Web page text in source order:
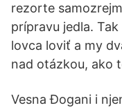
rezorte
prípravu jedla.
lovca loviť a my
nad otázkou, ako
Vesna Đogani i